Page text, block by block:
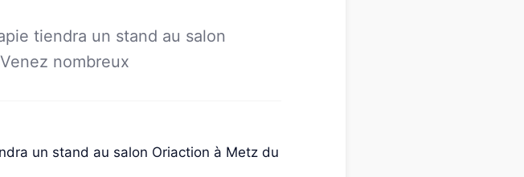
tiendra un stand au salon
nombreux
un stand au salon Oriaction à Metz du